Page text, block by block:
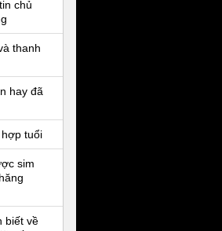
chủ
thanh
hay đã
tuổi
sim
biết về